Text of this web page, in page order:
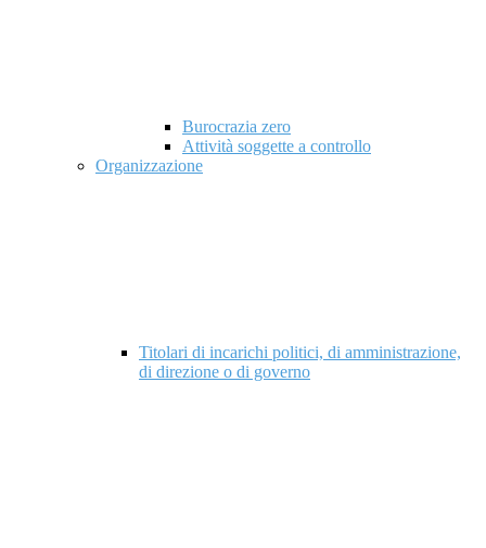
Burocrazia zero
Attività soggette a controllo
Organizzazione
Titolari di incarichi politici, di amministrazione,
di direzione o di governo